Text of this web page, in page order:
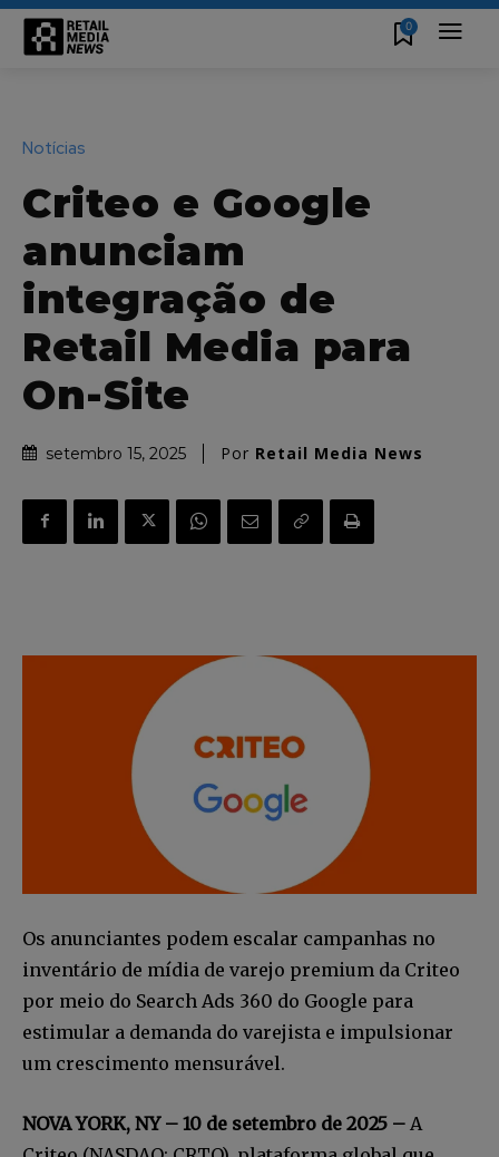
0
Notícias
Criteo e Google
anunciam
integração de
Retail Media para
On-Site
setembro 15, 2025 Por Retail Media News
Os anunciantes podem escalar campanhas no
inventário de mídia de varejo premium da Criteo
por meio do Search Ads 360 do Google para
estimular a demanda do varejista e impulsionar
um crescimento mensurável.
NOVA YORK, NY – 10 de setembro de 2025 – A